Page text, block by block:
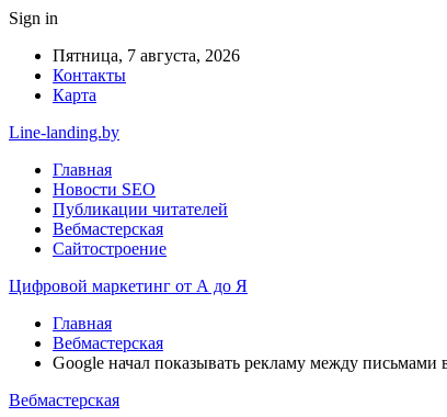
Sign in
Пятница, 7 августа, 2026
Контакты
Карта
Line-landing.by
Главная
Новости SEO
Публикации читателей
Вебмастерская
Сайтостроение
Цифровой маркетинг от А до Я
Главная
Вебмастерская
Google начал показывать рекламу между письмами
Вебмастерская